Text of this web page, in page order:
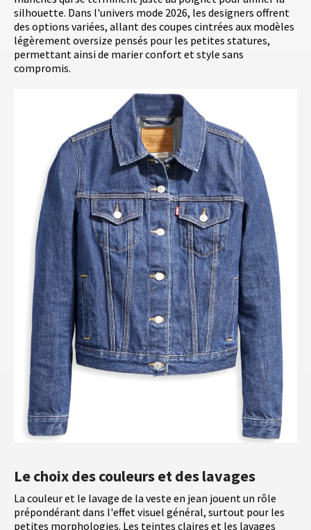
silhouette. Dans l'univers mode 2026, les designers offrent
des options variées, allant des coupes cintrées aux modèles
légèrement oversize pensés pour les petites statures,
permettant ainsi de marier confort et style sans
compromis.
Le choix des couleurs et des lavages
La couleur et le lavage de la veste en jean jouent un rôle
prépondérant dans l'effet visuel général, surtout pour les
petites morphologies. Les teintes claires et les lavages